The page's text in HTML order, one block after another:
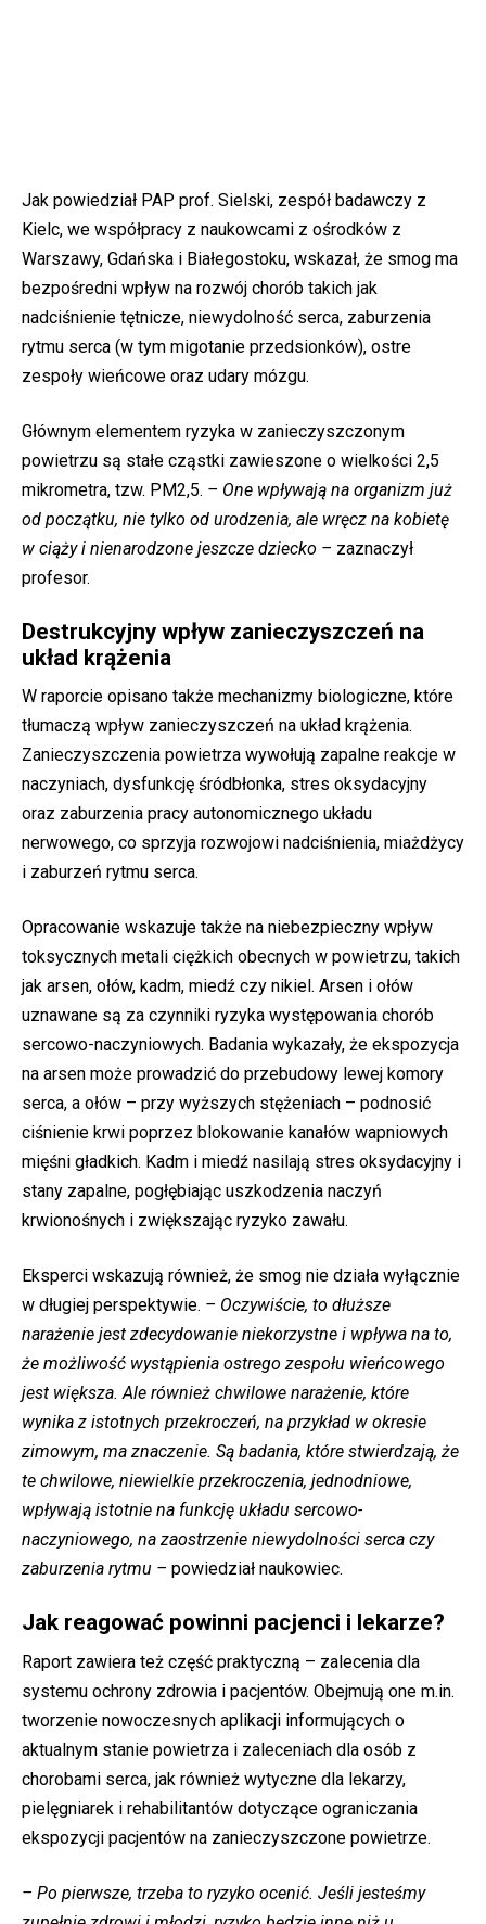
Jak powiedział PAP prof. Sielski, zespół badawczy z
Kielc, we współpracy z naukowcami z ośrodków z
Warszawy, Gdańska i Białegostoku, wskazał, że smog ma
bezpośredni wpływ na rozwój chorób takich jak
nadciśnienie tętnicze, niewydolność serca, zaburzenia
rytmu serca (w tym migotanie przedsionków), ostre
zespoły wieńcowe oraz udary mózgu.
Głównym elementem ryzyka w zanieczyszczonym
powietrzu są stałe cząstki zawieszone o wielkości 2,5
mikrometra, tzw. PM2,5. – One wpływają na organizm już
od początku, nie tylko od urodzenia, ale wręcz na kobietę
w ciąży i nienarodzone jeszcze dziecko – zaznaczył
profesor.
Destrukcyjny wpływ zanieczyszczeń na
układ krążenia
W raporcie opisano także mechanizmy biologiczne, które
tłumaczą wpływ zanieczyszczeń na układ krążenia.
Zanieczyszczenia powietrza wywołują zapalne reakcje w
naczyniach, dysfunkcję śródbłonka, stres oksydacyjny
oraz zaburzenia pracy autonomicznego układu
nerwowego, co sprzyja rozwojowi nadciśnienia, miażdżycy
i zaburzeń rytmu serca.
Opracowanie wskazuje także na niebezpieczny wpływ
toksycznych metali ciężkich obecnych w powietrzu, takich
jak arsen, ołów, kadm, miedź czy nikiel. Arsen i ołów
uznawane są za czynniki ryzyka występowania chorób
sercowo-naczyniowych. Badania wykazały, że ekspozycja
na arsen może prowadzić do przebudowy lewej komory
serca, a ołów – przy wyższych stężeniach – podnosić
ciśnienie krwi poprzez blokowanie kanałów wapniowych
mięśni gładkich. Kadm i miedź nasilają stres oksydacyjny i
stany zapalne, pogłębiając uszkodzenia naczyń
krwionośnych i zwiększając ryzyko zawału.
Eksperci wskazują również, że smog nie działa wyłącznie
w długiej perspektywie. – Oczywiście, to dłuższe
narażenie jest zdecydowanie niekorzystne i wpływa na to,
że możliwość wystąpienia ostrego zespołu wieńcowego
jest większa. Ale również chwilowe narażenie, które
wynika z istotnych przekroczeń, na przykład w okresie
zimowym, ma znaczenie. Są badania, które stwierdzają, że
te chwilowe, niewielkie przekroczenia, jednodniowe,
wpływają istotnie na funkcję układu sercowo-
naczyniowego, na zaostrzenie niewydolności serca czy
zaburzenia rytmu – powiedział naukowiec.
Jak reagować powinni pacjenci i lekarze?
Raport zawiera też część praktyczną – zalecenia dla
systemu ochrony zdrowia i pacjentów. Obejmują one m.in.
tworzenie nowoczesnych aplikacji informujących o
aktualnym stanie powietrza i zaleceniach dla osób z
chorobami serca, jak również wytyczne dla lekarzy,
pielęgniarek i rehabilitantów dotyczące ograniczania
ekspozycji pacjentów na zanieczyszczone powietrze.
– Po pierwsze, trzeba to ryzyko ocenić. Jeśli jesteśmy